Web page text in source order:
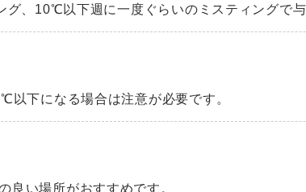
、10℃以下週に一度ぐらいのミスティングで与
下になる場合は注意が必要です。
良い場所がおすすめです。